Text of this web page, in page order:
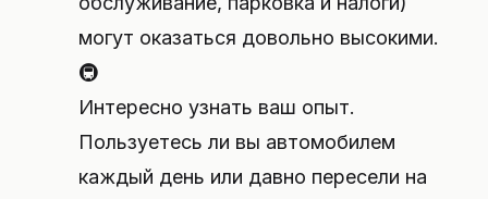
могут оказаться довольно высокими.
🚇
Интересно узнать ваш опыт.
Пользуетесь ли вы автомобилем
каждый день или давно пересели на